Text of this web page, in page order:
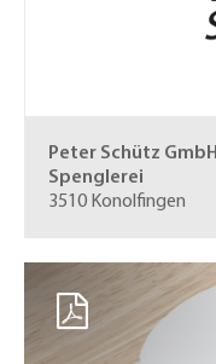
Peter Schütz GmbH
Spenglerei
3510 Konolfingen